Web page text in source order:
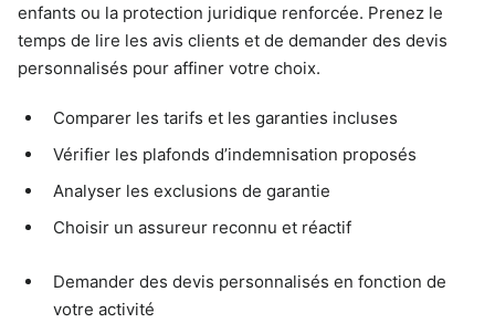
enfants ou la protection juridique renforcée. Prenez le
temps de lire les avis clients et de demander des devis
personnalisés pour affiner votre choix.
Comparer les tarifs et les garanties incluses
Vérifier les plafonds d’indemnisation proposés
Analyser les exclusions de garantie
Choisir un assureur reconnu et réactif
Demander des devis personnalisés en fonction de
votre activité